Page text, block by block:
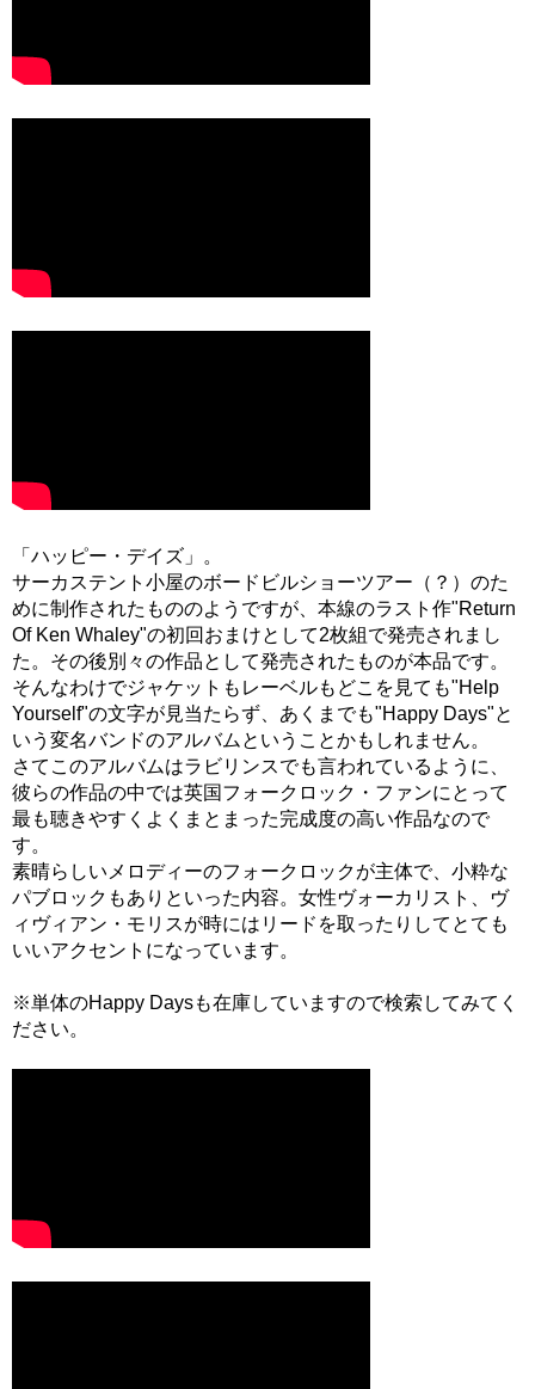
「ハッピー・デイズ」。
サーカステント小屋のボードビルショーツアー（？）のた
めに制作されたもののようですが、本線のラスト作"Return
Of Ken Whaley"の初回おまけとして2枚組で発売されまし
た。その後別々の作品として発売されたものが本品です。
そんなわけでジャケットもレーベルもどこを見ても"Help
Yourself"の文字が見当たらず、あくまでも"Happy Days"と
いう変名バンドのアルバムということかもしれません。
さてこのアルバムはラビリンスでも言われているように、
彼らの作品の中では英国フォークロック・ファンにとって
最も聴きやすくよくまとまった完成度の高い作品なので
す。
素晴らしいメロディーのフォークロックが主体で、小粋な
パブロックもありといった内容。女性ヴォーカリスト、ヴ
ィヴィアン・モリスが時にはリードを取ったりしてとても
いいアクセントになっています。
※単体のHappy Daysも在庫していますので検索してみてく
ださい。